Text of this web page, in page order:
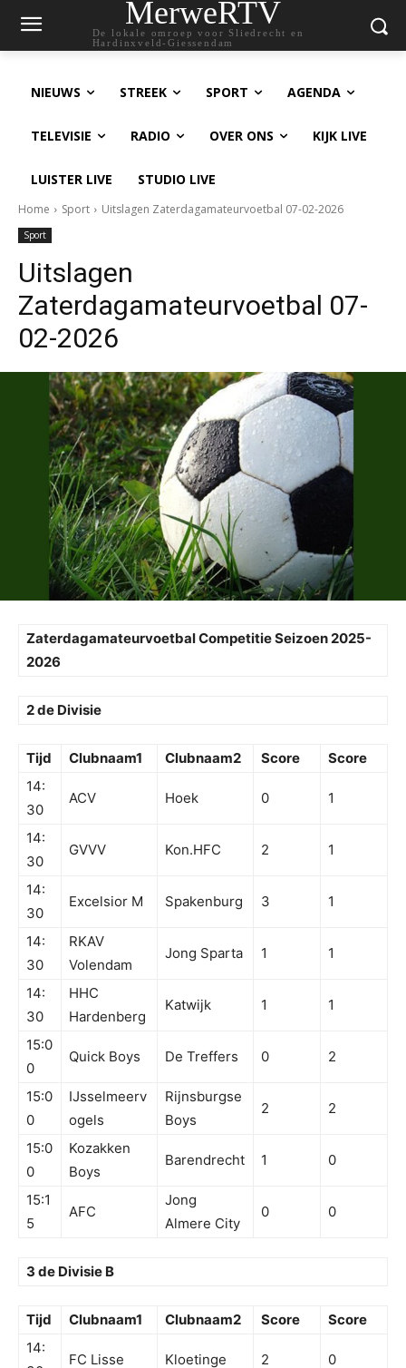
MerweRTV
De lokale omroep voor Sliedrecht en
Hardinxveld-Giessendam
NIEUWS STREEK SPORT AGENDA
TELEVISIE RADIO OVER ONS KIJK LIVE
LUISTER LIVE STUDIO LIVE
Home Sport Uitslagen Zaterdagamateurvoetbal 07-02-2026
Sport
Uitslagen
Zaterdagamateurvoetbal 07-
02-2026
Zaterdagamateurvoetbal Competitie Seizoen 2025-
2026
2 de Divisie
Tijd Clubnaam1 Clubnaam2 Score
Score
14:
30
ACV Hoek 0 1
14:
30
GVVV Kon.HFC 2 1
14:
30
Excelsior M Spakenburg 3 1
14:
30
RKAV
Volendam
Jong Sparta 1 1
14:
30
HHC
Hardenberg
Katwijk 1 1
15:0
0
Quick Boys De Treffers 0 2
15:0
0
IJsselmeerv
ogels
Rijnsburgse
Boys
2 2
15:0
0
Kozakken
Boys
Barendrecht 1 0
15:1
5
AFC
Jong
Almere City
0 0
3 de Divisie B
Tijd Clubnaam1 Clubnaam2 Score
Score
14:
FC Lisse Kloetinge 2 0